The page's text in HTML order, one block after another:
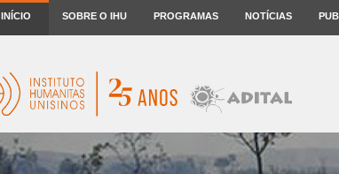
INÍCIO SOBRE O IHU PROGRAMAS NOTÍCIAS